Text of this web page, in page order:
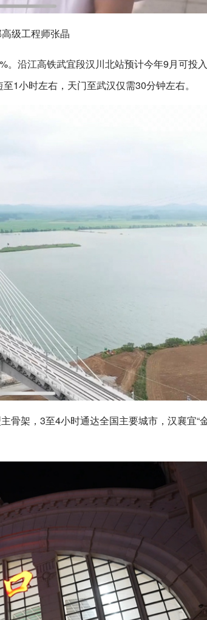
级工程师张晶
。沿江高铁武宜段汉川北站预计今年9月可投
1小时左右，天门至武汉仅需30分钟左右。
骨架，3至4小时通达全国主要城市，汉襄宜“